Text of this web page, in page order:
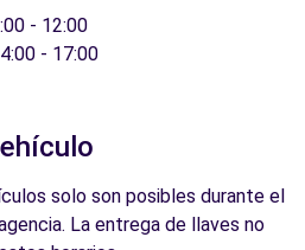
- 12:00
- 17:00
solo son posibles durante el
La entrega de llaves no